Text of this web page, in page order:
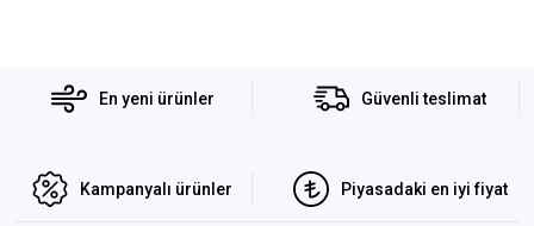
En yeni ürünler Güvenli teslimat
Kampanyalı ürünler Piyasadaki en iyi fiyat